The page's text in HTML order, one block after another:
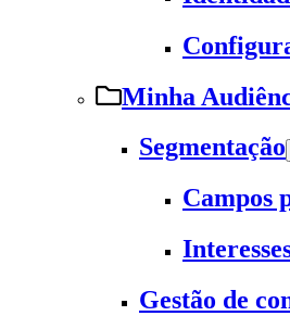
Minha
Segmentação
Campos
Gestão de